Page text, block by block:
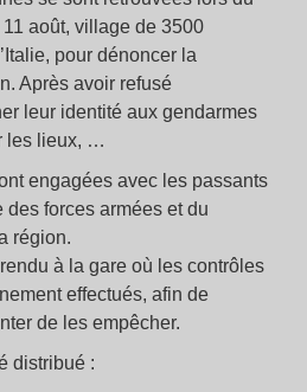
août, village de 3500
pour dénoncer la
Après avoir refusé
leur identité aux gendarmes
les lieux, …
engagées avec les passants
forces armées et du
région.
à la gare où les contrôles
effectués, afin de
de les empêcher.
distribué :